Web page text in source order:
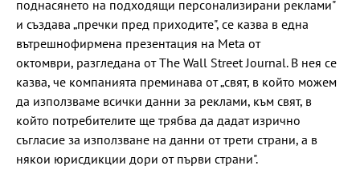
поднасянето на подходящи персонализирани реклами"
и създава „пречки пред приходите", се казва в една
вътрешнофирмена презентация на Meta от
октомври, разгледана от The Wall Street Journal. В нея се
казва, че компанията преминава от „свят, в който можем
да използваме всички данни за реклами, към свят, в
който потребителите ще трябва да дадат изрично
съгласие за използване на данни от трети страни, а в
някои юрисдикции дори от първи страни".